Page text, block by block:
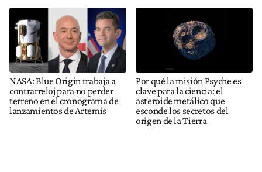
NASA: Blue Origin trabaja a
contrarreloj para no perder
terreno en el cronograma de
lanzamientos de Artemis
Por qué la misión Psyche es
clave para la ciencia: el
asteroide metálico que
esconde los secretos del
origen de la Tierra